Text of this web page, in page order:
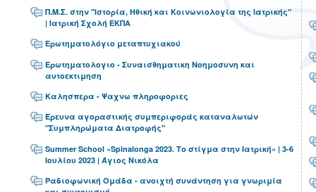
Π.Μ.Σ. στην "Ιστορία, Ηθική και Κοινωνιολογία της Ιατρικής"
| Ιατρική Σχολή ΕΚΠΑ
Ερωτηματολόγιο μεταπτυχιακού
Ερωτηματολογιο - Συναισθηματικη Νοημοσυνη και
αυτοεκτιμηση
Καλησπερα - Ψαχνω πληροφοριες
Έρευνα αγοραστικής συμπεριφοράς καταναλωτών
"Συμπληρώματα Διατροφής"
Summer School «Spinalonga 2023. Το στίγμα στην Ιατρική» | 3-6
Ιουλίου 2023 | Άγιος Νικόλα
Ραδιοφωνική Ομάδα - ανοιχτή συνάντηση για γνωριμία